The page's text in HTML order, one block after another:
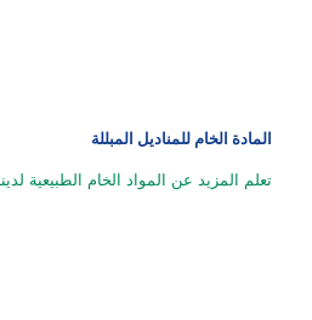
المادة الخام للمناديل المبللة
تعلم المزيد عن المواد الخام الطبيعية